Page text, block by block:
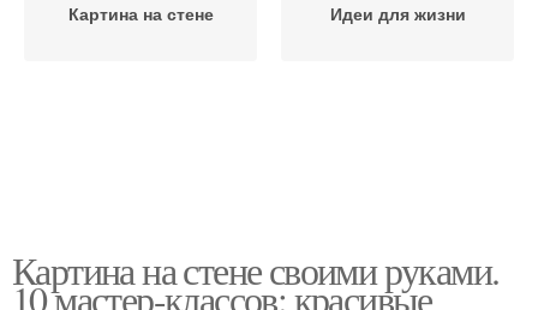
Картина на стене Идеи для жизни
Картина на стене своими руками.
10 мастер-классов: красивые